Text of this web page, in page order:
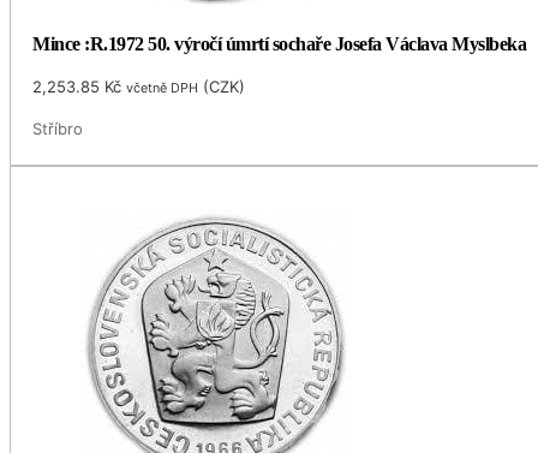
Mince :R.1972 50. výročí úmrtí sochaře Josefa Václava Myslbeka
2,253.85 Kč včetně DPH (CZK)
Stříbro